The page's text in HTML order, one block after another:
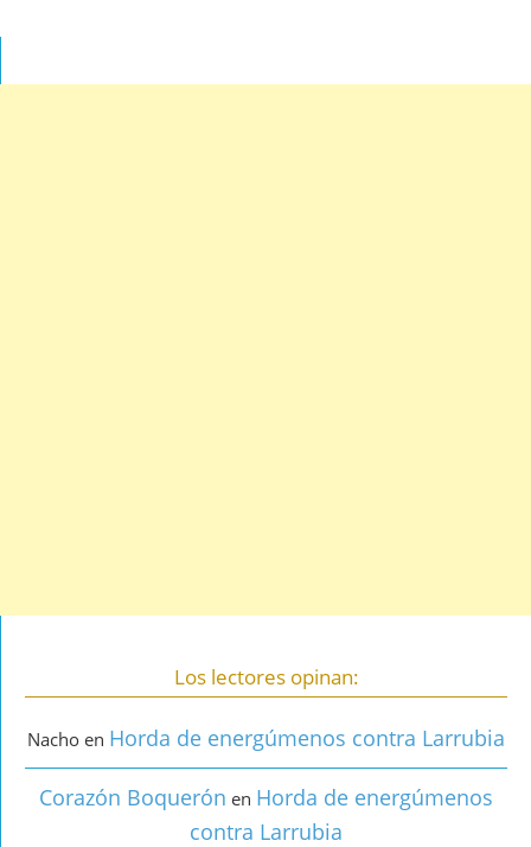
Los lectores opinan:
Nacho en Horda de energúmenos contra Larrubia
Corazón Boquerón en Horda de energúmenos
contra Larrubia